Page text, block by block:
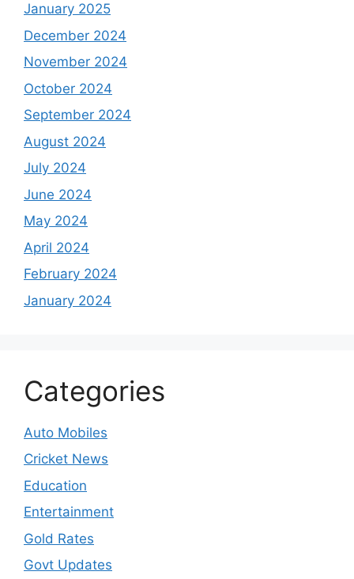
January 2025
December 2024
November 2024
October 2024
September 2024
August 2024
July 2024
June 2024
May 2024
April 2024
February 2024
January 2024
Categories
Auto Mobiles
Cricket News
Education
Entertainment
Gold Rates
Govt Updates